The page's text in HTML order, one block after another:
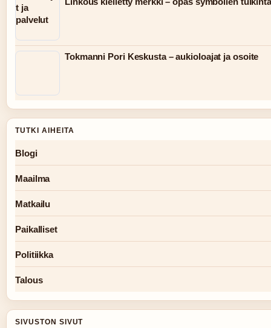
Tokmanni Pori Keskusta – aukioloajat ja osoite
TUTKI AIHEITA
Blogi
Maailma
Matkailu
Paikalliset
Politiikka
Talous
SIVUSTON SIVUT